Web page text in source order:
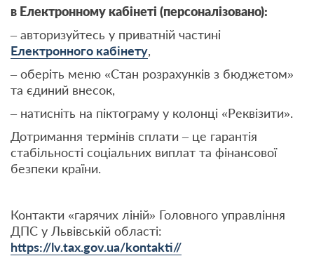
в Електронному кабінеті (персоналізовано):
– авторизуйтесь у приватній частині
Електронного кабінету,
– оберіть меню «Стан розрахунків з бюджетом»
та єдиний внесок,
– натисніть на піктограму у колонці «Реквізити».
Дотримання термінів сплати – це гарантія
стабільності соціальних виплат та фінансової
безпеки країни.
Контакти «гарячих ліній» Головного управління
ДПС у Львівській області:
https://lv.tax.gov.ua/kontakti//